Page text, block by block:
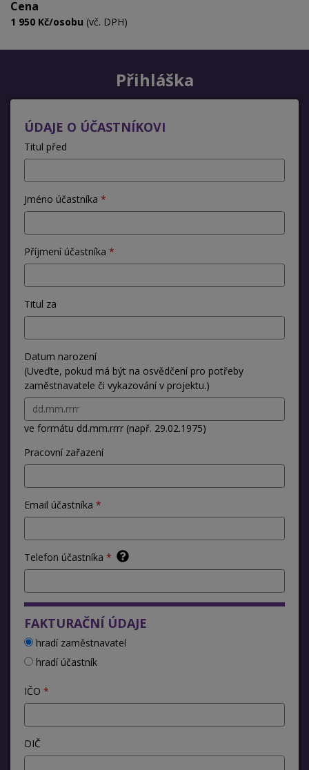
Cena
1 950 Kč/osobu (vč. DPH)
Přihláška
ÚDAJE O ÚČASTNÍKOVI
Titul před
Jméno účastníka
Příjmení účastníka
Titul za
Datum narození
(Uveďte, pokud má být na osvědčení pro potřeby
zaměstnavatele či vykazování v projektu.)
ve formátu dd.mm.rrrr (např. 29.02.1975)
Pracovní zařazení
Email účastníka
Telefon účastníka
FAKTURAČNÍ ÚDAJE
hradí zaměstnavatel
hradí účastník
IČO
DIČ